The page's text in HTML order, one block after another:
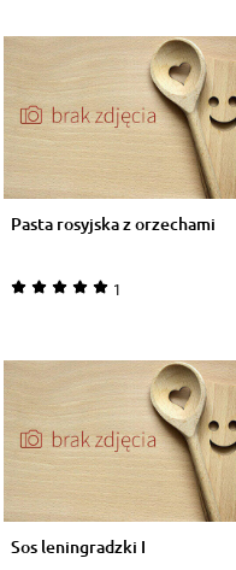
Pasta rosyjska z orzechami
1
Sos leningradzki I